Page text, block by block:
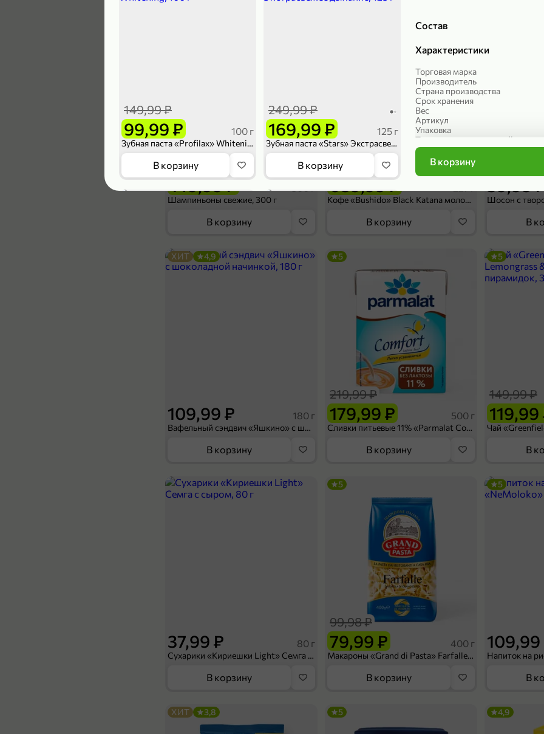
99,99 ₽
149,99 ₽
100 г
Зубная паста «Profilax» Whitening, 100 г
В корзину
169,99 ₽
249,99 ₽
125 г
Зубная паста «Stars» Экстрасвежее дыхание, 125 г
В корзину
100 мл
Зубная паста «Aquafresh» Активное отбеливание, 100 мл
100 г
Зубная паста «Labori» Whitening отбеливающая, 100 г
Состав
Характеристики
Торговая марка
Производитель
Страна производства
Срок хранения
Вес
Артикул
Упаковка
Тип средства для личной гигиены
Красота и здоровье
Личная гигиена
Подкатегория
В корзину
149,99 ₽
169,99 ₽
Шампиньоны свежие, 300 г
В корзину
689,99 ₽
839,99 ₽
Кофе «Bushido» Black Katana молотый, 227 г
В корзину
59,99
В
109,99 ₽ 180 г
Вафельный сэндвич «Яшкино» с шоколадной начинкой, 180 г
ХИТ 4,9
В корзину
179,99 ₽
219,99 ₽
500 г
Сливки питьевые 11% «Parmalat Comfort» безлактозные, 500 г
5
В корзину
119,99
149,99 ₽
5
В
37,99 ₽ 80 г
Сухарики «Кириешки Light» Семга с сыром, 80 г
В корзину
79,99 ₽
99,98 ₽
400 г
Макароны «Grand di Pasta» Farfalle, 400 г
5
В корзину
109,99
5
В
ХИТ 3,8 5 4,9